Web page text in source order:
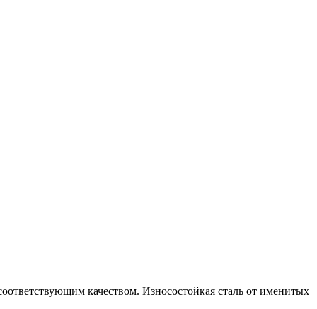
качеством. Износостойкая сталь от именитых